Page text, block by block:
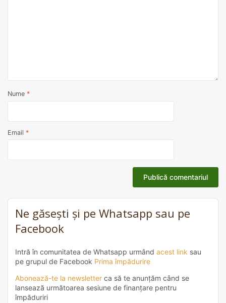
Nume *
Email *
Ne găsești și pe Whatsapp sau pe
Facebook
Intră în comunitatea de Whatsapp urmând acest link sau
pe grupul de Facebook Prima împădurire
Abonează-te la newsletter ca să te anunțăm când se
lansează următoarea sesiune de finanțare pentru
împăduriri